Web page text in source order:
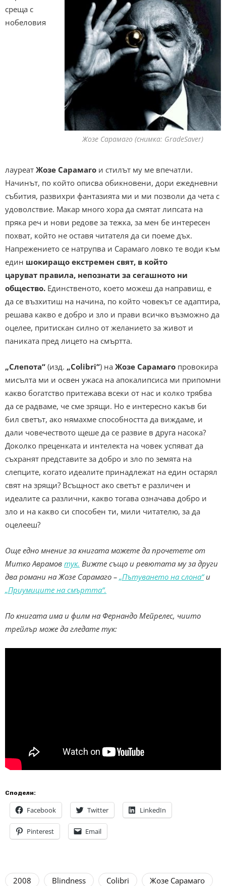
Жозе Сарамаго (снимка: GradeSaver)
среща с
нобеловия
лауреат Жозе Сарамаго и стилът му ме впечатли.
Начинът, по който описва обикновени, дори ежедневни
събития, развихри фантазията ми и ми позволи да чета с
удоволствие. Макар много хора да смятат липсата на
пряка реч и нови редове за тежка, за мен бе интересен
похват, който не оставя читателя да си поеме дъх.
Напрежението се натрупва и Сарамаго ловко те води към
един шокиращо екстремен свят, в който
царуват правила, непознати за сегашното ни
общество. Единственото, което можеш да направиш, е
да се възхитиш на начина, по който човекът се адаптира,
решава какво е добро и зло и прави всичко възможно да
оцелее, притискан силно от желанието за живот и
паниката пред лицето на смъртта.
„Слепота“ (изд. „Colibri“) на Жозе Сарамаго провокира
мисълта ми и освен ужаса на апокалипсиса ми припомни
какво богатство притежава всеки от нас и колко трябва
да се радваме, че сме зрящи. Но е интересно какъв би
бил светът, ако нямахме способността да виждаме, и
дали човечеството щеше да се развие в друга насока?
Доколко преценката и интелекта на човек успяват да
съхранят представите за добро и зло по земята на
слепците, когато идеалите принадлежат на един остарял
свят на зрящи? Всъщност ако светът е различен и
идеалите са различни, какво тогава означава добро и
зло и на какво си способен ти, мили читателю, за да
оцелееш?
Още едно мнение за книгата можете да прочетете от
Митко Аврамов тук. Вижте също и ревютата му за други
два романи на Жозе Сарамаго – „Пътуването на слона“и
„Приумиците на смъртта“.
По книгата има и филм на Фернандо Мейрелес, чиито
трейлър може да гледате тук:
Сподели:
Facebook Twitter LinkedIn
Pinterest Email
2008 Blindness Colibri
Жозе Сарамаго